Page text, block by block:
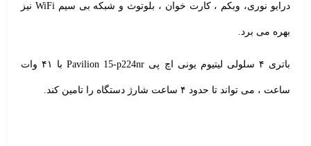
درایو نوری، وبکم ، کارت خوان ، بلوتوث و شبکه بی سیم WiFi نیز
بهره می برد.
باتری ۴ سلولی لیتیوم یونی اچ پی Pavilion 15-p224nr با ۴۱ وات
ساعت ، می تواند تا حدود ۴ ساعت شارژ دستگاه را تامین کند.